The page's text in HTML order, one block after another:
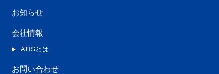
お知らせ
会社情報
ATISとは
お問い合わせ